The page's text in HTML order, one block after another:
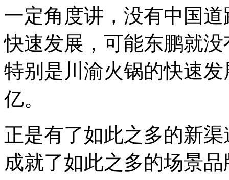
一定角度讲，没有中国
快速发展，可能东鹏就
特别是川渝火锅的快速
亿。
正是有了如此之多的新
成就了如此之多的场景